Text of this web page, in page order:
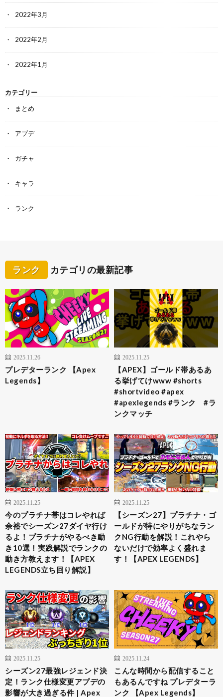
2022年3月
2022年2月
2022年1月
カテゴリー
まとめ
アプデ
ガチャ
キャラ
ランク
ランク カテゴリの最新記事
2025.11.26
プレデターランク 【Apex
Legends】
2025.11.25
【APEX】ゴールド帯あるあ
る挙げてけwww #shorts
#shortvideo #apex
#apexlegends #ランク #ラ
ンクマッチ
2025.11.25
今のプラチナ帯はコレやれば
余裕でシーズン27ダイヤ行け
るよ！プラチナがやるべき動
き10選！実践解説でランクの
動き方教えます！【APEX
LEGENDS立ち回り解説】
2025.11.25
【シーズン27】プラチナ・ゴ
ールドが特にやりがちなラン
クNG行動を解説！これやら
ないだけで効率よく盛れま
す！【APEX LEGENDS】
2025.11.25
シーズン27最強レジェンド決
定！ランク仕様変更アプデの
影響が大き過ぎる件 | Apex
2025.11.24
こんな時間から配信すること
もあるんですね プレデターラ
ンク 【Apex Legends】